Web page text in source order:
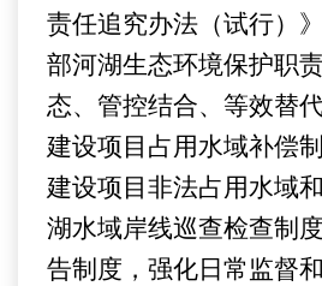
责任追究办法（试行）
部河湖生态环境保护职
态、管控结合、等效替
建设项目占用水域补偿
建设项目非法占用水域
湖水域岸线巡查检查制
告制度，强化日常监督